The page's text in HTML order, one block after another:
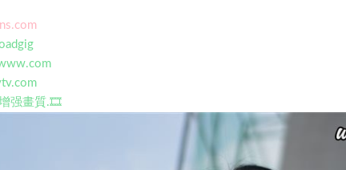
强畫質.🎞️